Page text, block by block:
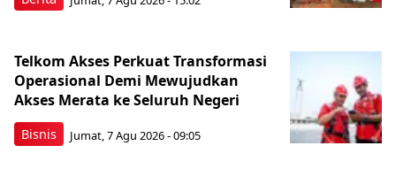
Bisnis
Telkom Akses Perkuat Transformasi
Operasional Demi Mewujudkan
Akses Merata ke Seluruh Negeri
Jumat, 7 Agu 2026 - 09:05